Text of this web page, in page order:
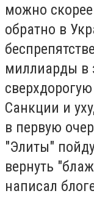
можно
обратно в
миллиарды в
Санкции и
в первую
"Элиты"
вернуть
написал